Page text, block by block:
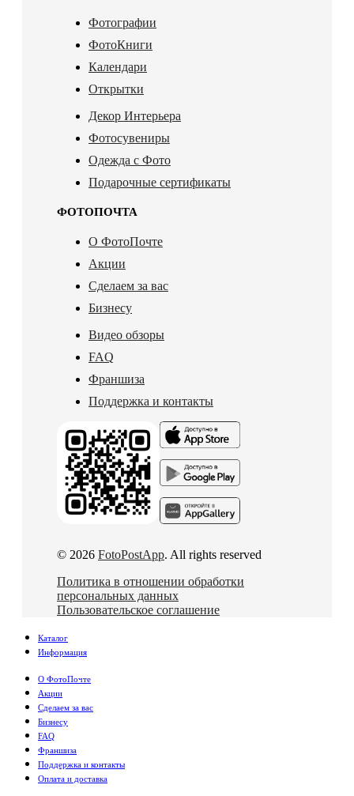
Фотографии
ФотоКниги
Календари
Открытки
Декор Интерьера
Фотосувениры
Одежда с Фото
Подарочные сертификаты
ФОТОПОЧТА
О ФотоПочте
Акции
Сделаем за вас
Бизнесу
Видео обзоры
FAQ
Франшиза
Поддержка и контакты
© 2026 FotoPostApp. All rights reserved
Политика в отношении обработки
персональных данных
Пользовательское соглашение
Каталог
Информация
О ФотоПочте
Акции
Сделаем за вас
Бизнесу
FAQ
Франшиза
Поддержка и контакты
Оплата и доставка